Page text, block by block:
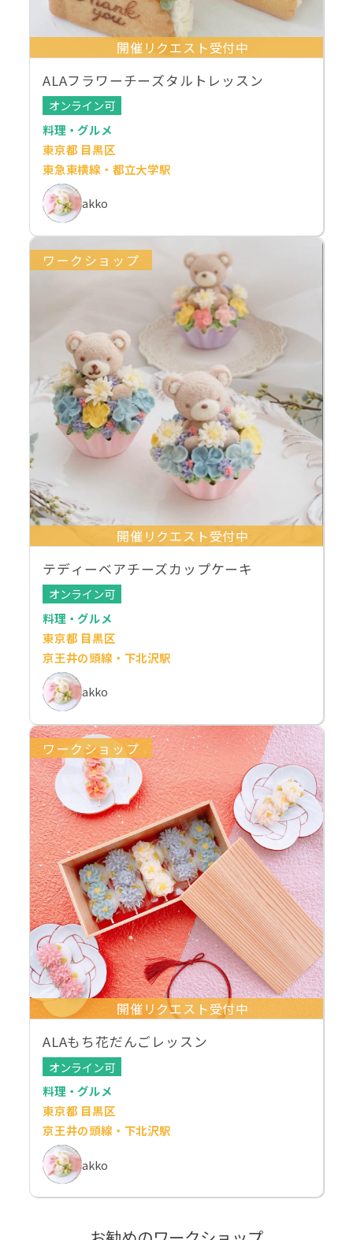
開催リクエスト受付中
ALAフラワーチーズタルトレッスン
オンライン可
料理・グルメ
東京都 目黒区
東急東横線・都立大学駅
akko
ワークショップ
開催リクエスト受付中
テディーベアチーズカップケーキ
オンライン可
料理・グルメ
東京都 目黒区
京王井の頭線・下北沢駅
akko
ワークショップ
開催リクエスト受付中
ALAもち花だんごレッスン
オンライン可
料理・グルメ
東京都 目黒区
京王井の頭線・下北沢駅
akko